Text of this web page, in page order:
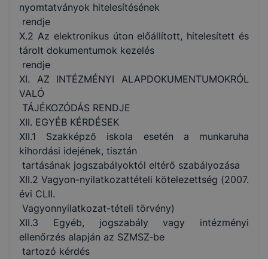
nyomtatványok hitelesítésének
rendje
X.2 Az elektronikus úton előállított, hitelesített és
tárolt dokumentumok kezelés
rendje
XI. AZ INTÉZMÉNYI ALAPDOKUMENTUMOKRÓL
VALÓ
TÁJÉKOZÓDÁS RENDJE
XII. EGYÉB KÉRDÉSEK
XII.1 Szakképző iskola esetén a munkaruha
kihordási idejének, tisztán
tartásának jogszabályoktól eltérő szabályozása
XII.2 Vagyon-nyilatkozattételi kötelezettség (2007.
évi CLII.
Vagyonnyilatkozat-tételi törvény)
XII.3 Egyéb, jogszabály vagy intézményi
ellenőrzés alapján az SZMSZ-be
tartozó kérdés